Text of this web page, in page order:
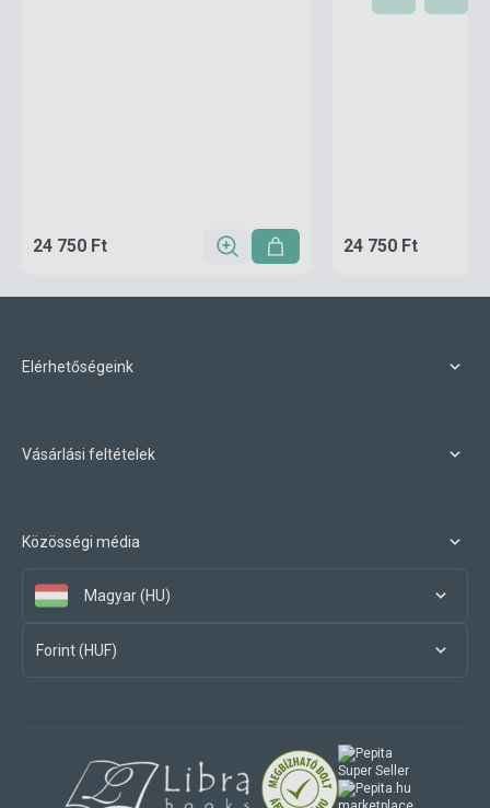
24 750 Ft 24 750 Ft
Elérhetőségeink
Vásárlási feltételek
Közösségi média
Magyar (HU)
Forint (HUF)